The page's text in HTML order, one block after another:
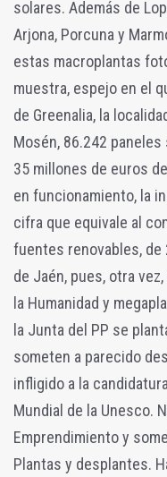
solares. Además de
Arjona, Porcuna y
estas macroplantas
muestra, espejo en el
de Greenalia, la
Mosén, 86.242 paneles
35 millones de euros
en funcionamiento, la
cifra que equivale al
fuentes renovables, de
de Jaén, pues, otra
la Humanidad y
la Junta del PP se
someten a parecido
infligido a la
Mundial de la Unesco.
Emprendimiento y
Plantas y desplantes.